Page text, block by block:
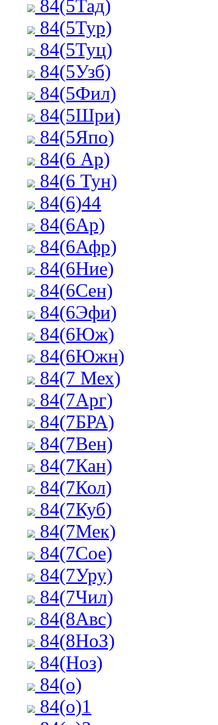
84(5Тад)
84(5Тур)
84(5Туц)
84(5Узб)
84(5Фил)
84(5Шри)
84(5Япо)
84(6 Ар)
84(6 Тун)
84(6)44
84(6Ар)
84(6Афр)
84(6Ние)
84(6Сен)
84(6Эфи)
84(6Юж)
84(6Южн)
84(7 Мех)
84(7Арг)
84(7БРА)
84(7Вен)
84(7Кан)
84(7Кол)
84(7Куб)
84(7Мек)
84(7Сое)
84(7Уру)
84(7Чил)
84(8Авс)
84(8НоЗ)
84(Ноз)
84(о)
84(о)1